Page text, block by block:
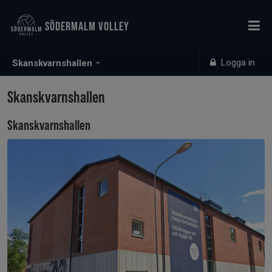
Skanskvarnshallen Logga in
SÖDERMALM VOLLEY
Skanskvarnshallen
Skanskvarnshallen